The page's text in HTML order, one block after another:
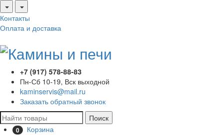
Контакты
Оплата и доставка
+7 (917) 578-88-83
Пн-Сб 10-19, Вск выходной
kaminservis@mail.ru
Заказать обратный звонок
Поиск
0
Корзина